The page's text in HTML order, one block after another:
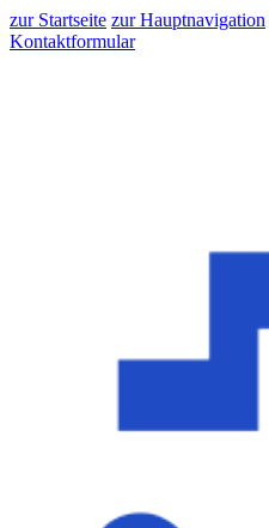
zur Startseite zur Hauptnavigation
Kontaktformular